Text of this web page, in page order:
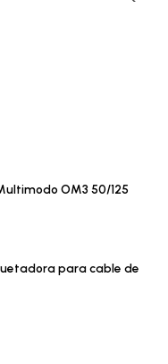
OM3 50/125
para cable de